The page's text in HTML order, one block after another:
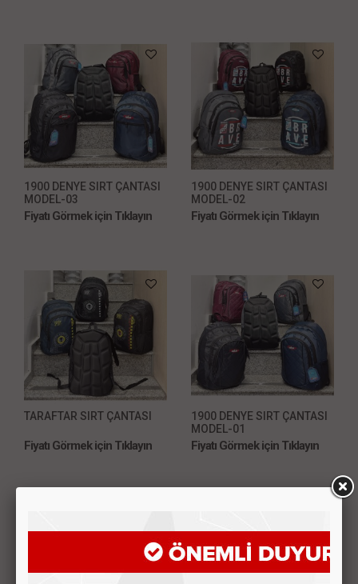
1900 DENYE SIRT ÇANTASI
MODEL-03
Fiyatı Görmek için Tıklayın
1900 DENYE SIRT ÇANTASI
MODEL-02
Fiyatı Görmek için Tıklayın
TARAFTAR SIRT ÇANTASI
Fiyatı Görmek için Tıklayın
1900 DENYE SIRT ÇANTASI
MODEL-01
Fiyatı Görmek için Tıklayın